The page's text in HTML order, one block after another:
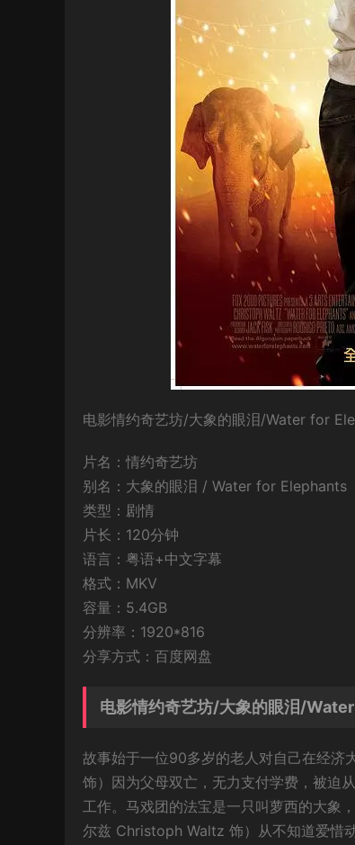
电影情约奇艺坊/大象的眼泪/Water for
片名：情约奇艺坊
别名：大象的眼泪 / Water for Elephants
类型：剧情
片长：120分钟
语言：粤语+中文字幕
格式：MKV
容量：5.4GB
分辨率：1920*816
分享方式：百度网盘
电影情约奇艺坊/大象的眼泪/
故事始于一位90多岁的老人对自己在经济
饰）因为父母双亡，无力支付学费，被迫
工作。马戏团的法宝是一只叫萝西的大象
尔兹 Christoph Waltz 饰）从不知道爱惜